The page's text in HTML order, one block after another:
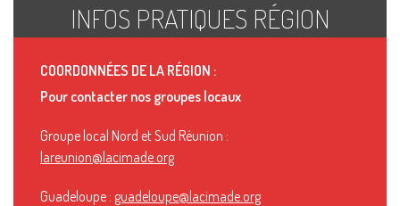
INFOS PRATIQUES RÉGION
COORDONNÉES DE LA RÉGION :
Pour contacter nos groupes locaux
Groupe local Nord et Sud Réunion :
lareunion@lacimade.org
Guadeloupe : guadeloupe@lacimade.org